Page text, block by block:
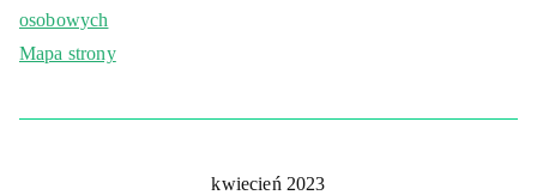
osobowych
Mapa strony
kwiecień 2023